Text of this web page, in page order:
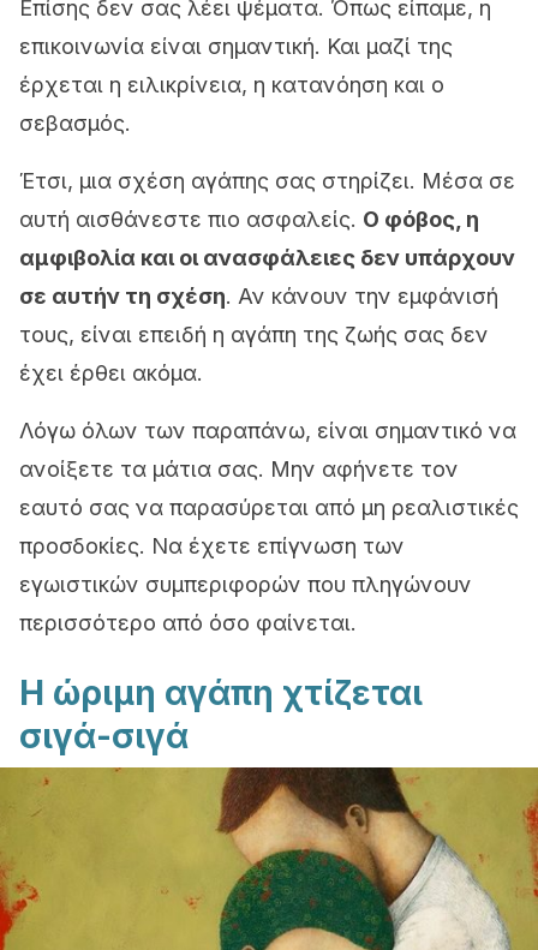
Επίσης δεν σας λέει ψέματα. Όπως είπαμε, η
επικοινωνία είναι σημαντική. Και μαζί της
έρχεται η ειλικρίνεια, η κατανόηση και ο
σεβασμός.
Έτσι, μια σχέση αγάπης σας στηρίζει. Μέσα σε
αυτή αισθάνεστε πιο ασφαλείς. Ο φόβος, η
αμφιβολία και οι ανασφάλειες δεν υπάρχουν
σε αυτήν τη σχέση. Αν κάνουν την εμφάνισή
τους, είναι επειδή η αγάπη της ζωής σας δεν
έχει έρθει ακόμα.
Λόγω όλων των παραπάνω, είναι σημαντικό να
ανοίξετε τα μάτια σας. Μην αφήνετε τον
εαυτό σας να παρασύρεται από μη ρεαλιστικές
προσδοκίες. Να έχετε επίγνωση των
εγωιστικών συμπεριφορών που πληγώνουν
περισσότερο από όσο φαίνεται.
Η ώριμη αγάπη χτίζεται
σιγά-σιγά